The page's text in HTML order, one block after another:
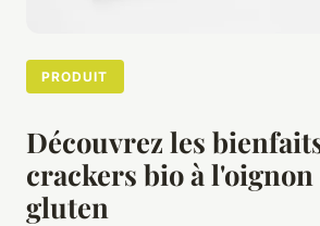
PRODUIT
Découvrez les
crackers bio à l'oignon
gluten